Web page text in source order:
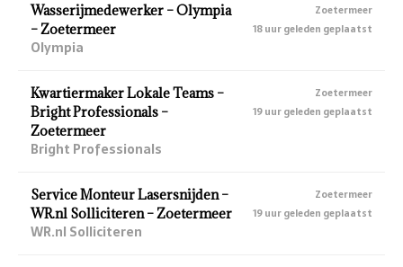
Wasserijmedewerker – Olympia
– Zoetermeer
Olympia
Zoetermeer
18 uur geleden geplaatst
Kwartiermaker Lokale Teams –
Bright Professionals –
Zoetermeer
Bright Professionals
Zoetermeer
19 uur geleden geplaatst
Service Monteur Lasersnijden –
WR.nl Solliciteren – Zoetermeer
WR.nl Solliciteren
Zoetermeer
19 uur geleden geplaatst